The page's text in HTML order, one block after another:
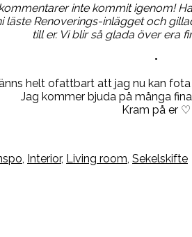
inte kommit igenom!
läste Renoverings-inlägget och
till er. Vi blir så glada över era
•
helt ofattbart att jag nu kan
Jag kommer bjuda på många
Kram på er ♡
, Interior, Living room, Sekelskifte